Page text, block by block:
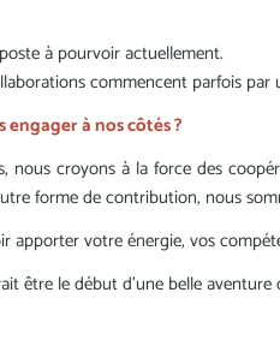
à pourvoir actuellement.
commencent parfois par
à nos côtés ?
nous croyons à la force des
forme de contribution, nous
apporter votre énergie, vos
être le début d'une belle aventure